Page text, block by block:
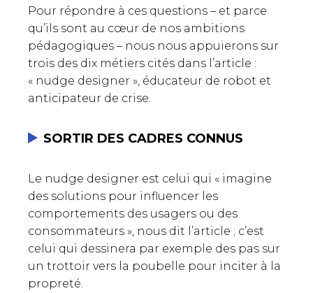
Pour répondre à ces questions – et parce
qu’ils sont au cœur de nos ambitions
pédagogiques – nous nous appuierons sur
trois des dix métiers cités dans l’article :
« nudge designer », éducateur de robot et
anticipateur de crise.
SORTIR DES CADRES CONNUS
Le nudge designer est celui qui « imagine
des solutions pour influencer les
comportements des usagers ou des
consommateurs », nous dit l’article ; c’est
celui qui dessinera par exemple des pas sur
un trottoir vers la poubelle pour inciter à la
propreté.